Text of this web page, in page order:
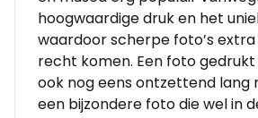
hoogwaardige druk en het
waardoor scherpe foto’s
recht komen. Een foto
ook nog eens ontzettend lang
een bijzondere foto die wel in